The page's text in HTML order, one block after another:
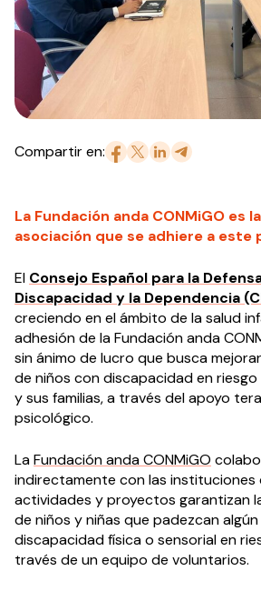
Compartir en:
La Fundación anda CONMiGO es
asociación que se adhiere a este
El Consejo Español para la
Discapacidad y la Dependencia
creciendo en el ámbito de la salud
adhesión de la Fundación anda
sin ánimo de lucro que busca
de niños con discapacidad en
y sus familias, a través del apoyo
psicológico.
LaFundación anda CONMiGO
indirectamente con las instituciones
actividades y proyectos garantizan
de niños y niñas que padezcan
discapacidad física o sensorial en
través de un equipo de voluntarios.